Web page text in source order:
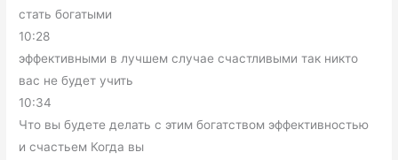
стать богатыми
10:28
эффективными в лучшем случае счастливыми так никто
вас не будет учить
10:34
Что вы будете делать с этим богатством эффективностью
и счастьем Когда вы